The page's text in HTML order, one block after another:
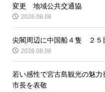
変更 地域公共交通協
2026.08.06
尖閣周辺に中国船４隻 ２
2026.08.06
若い感性で宮古島観光の魅
市長を表敬